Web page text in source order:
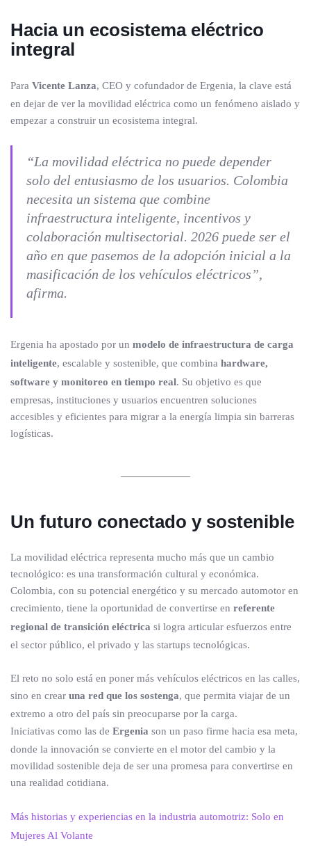
Hacia un ecosistema eléctrico
integral
Para Vicente Lanza, CEO y cofundador de Ergenia, la clave está
en dejar de ver la movilidad eléctrica como un fenómeno aislado y
empezar a construir un ecosistema integral.
“La movilidad eléctrica no puede depender
solo del entusiasmo de los usuarios. Colombia
necesita un sistema que combine
infraestructura inteligente, incentivos y
colaboración multisectorial. 2026 puede ser el
año en que pasemos de la adopción inicial a la
masificación de los vehículos eléctricos”,
afirma.
Ergenia ha apostado por un modelo de infraestructura de carga
inteligente, escalable y sostenible, que combina hardware,
software y monitoreo en tiempo real. Su objetivo es que
empresas, instituciones y usuarios encuentren soluciones
accesibles y eficientes para migrar a la energía limpia sin barreras
logísticas.
Un futuro conectado y sostenible
La movilidad eléctrica representa mucho más que un cambio
tecnológico: es una transformación cultural y económica.
Colombia, con su potencial energético y su mercado automotor en
crecimiento, tiene la oportunidad de convertirse en referente
regional de transición eléctrica si logra articular esfuerzos entre
el sector público, el privado y las startups tecnológicas.
El reto no solo está en poner más vehículos eléctricos en las calles,
sino en crear una red que los sostenga, que permita viajar de un
extremo a otro del país sin preocuparse por la carga.
Iniciativas como las de Ergenia son un paso firme hacia esa meta,
donde la innovación se convierte en el motor del cambio y la
movilidad sostenible deja de ser una promesa para convertirse en
una realidad cotidiana.
Más historias y experiencias en la industria automotriz: Solo en
Mujeres Al Volante